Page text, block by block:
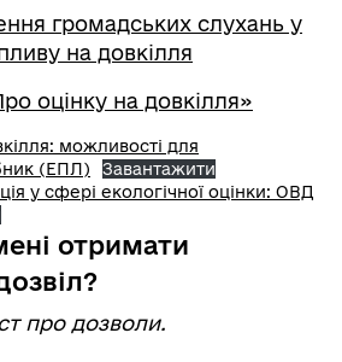
громадських слухань у
на довкілля
оцінку на довкілля»
можливості для
(ЕПЛ)
Завантажити
у сфері екологічної оцінки: ОВД
отримати
про дозволи.